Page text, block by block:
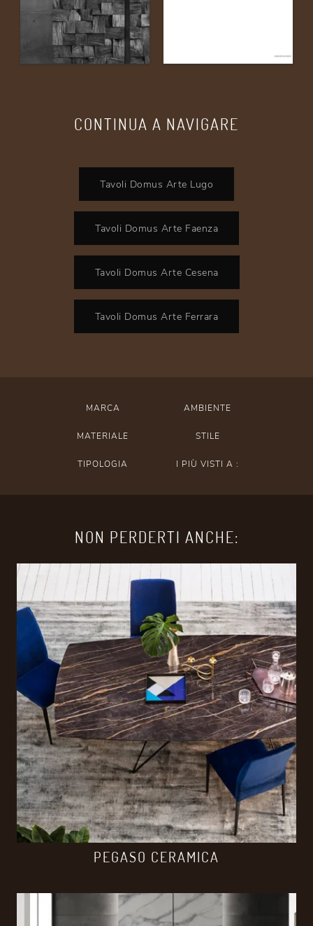
CONTINUA A NAVIGARE
Tavoli Domus Arte Lugo
Tavoli Domus Arte Faenza
Tavoli Domus Arte Cesena
Tavoli Domus Arte Ferrara
MARCA AMBIENTE
MATERIALE STILE
TIPOLOGIA I PIÙ VISTI A :
NON PERDERTI ANCHE:
PEGASO CERAMICA